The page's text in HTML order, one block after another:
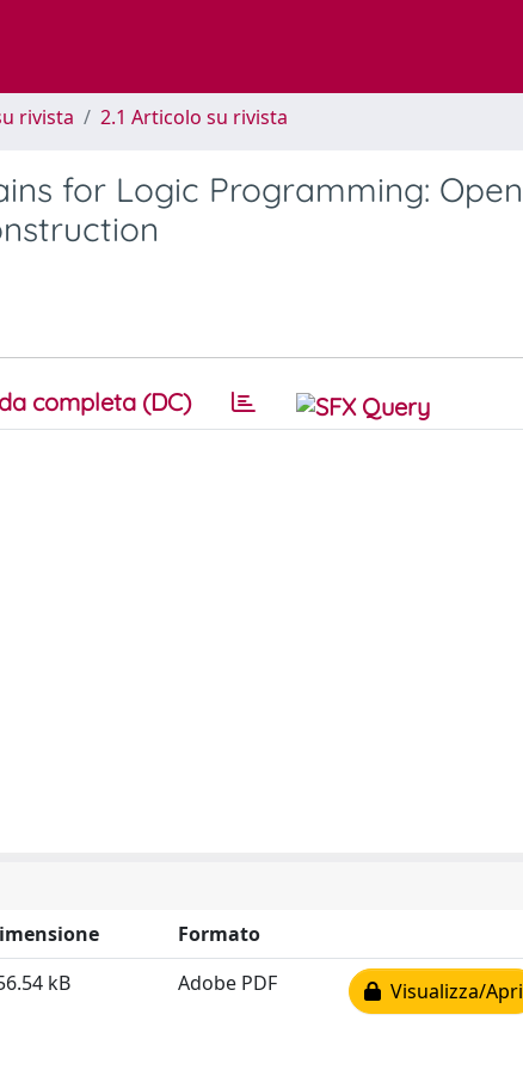
rivista 2.1 Articolo su rivista
for Logic Programming: Open
completa (DC)
Formato
kB Adobe PDF Visualizza/Apri